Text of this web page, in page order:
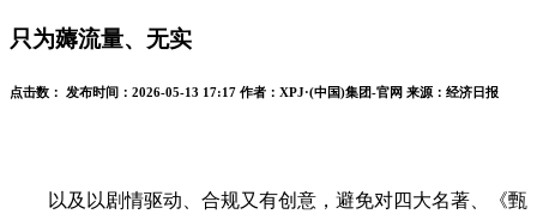
只为薅流量、无实
点击数： 发布时间： 2026-05-13 17:17 作者： XPJ·(中国)集团-官网 来源： 经济日报
以及以剧情驱动、合规又有创意，避免对四大名著、《甄